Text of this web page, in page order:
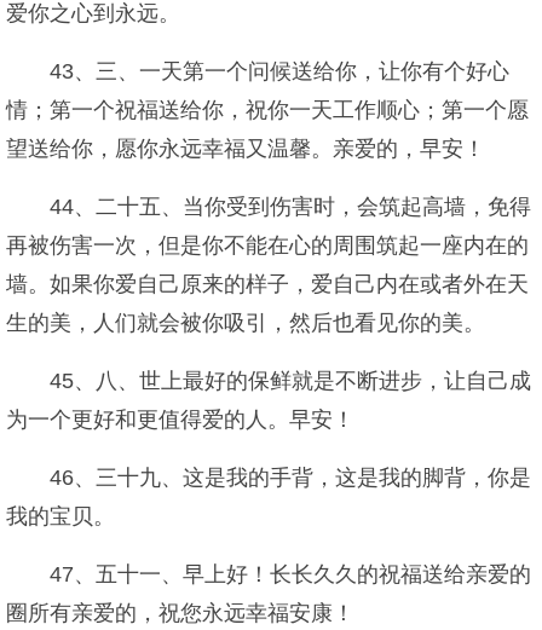
爱你之心到永远。
43、三、一天第一个问候送给你，让你有个好心
情；第一个祝福送给你，祝你一天工作顺心；第一个愿
望送给你，愿你永远幸福又温馨。亲爱的，早安！
44、二十五、当你受到伤害时，会筑起高墙，免得
再被伤害一次，但是你不能在心的周围筑起一座内在的
墙。如果你爱自己原来的样子，爱自己内在或者外在天
生的美，人们就会被你吸引，然后也看见你的美。
45、八、世上最好的保鲜就是不断进步，让自己成
为一个更好和更值得爱的人。早安！
46、三十九、这是我的手背，这是我的脚背，你是
我的宝贝。
47、五十一、早上好！长长久久的祝福送给亲爱的
圈所有亲爱的，祝您永远幸福安康！